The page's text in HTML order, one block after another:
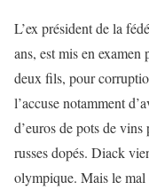
L’ex président de la
ans, est mis en
deux fils, pour
l’accuse notamment
d’euros de pots de vins
russes dopés. Diack
olympique. Mais le mal